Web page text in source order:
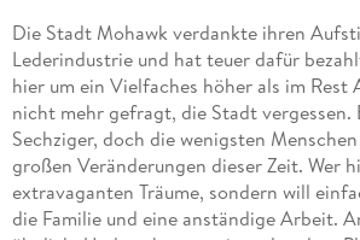
Die Stadt Mohawk verdankte ihren
Lederindustrie und hat teuer dafür
hier um ein Vielfaches höher als im Rest
nicht mehr gefragt, die Stadt vergessen.
Sechziger, doch die wenigsten
großen Veränderungen dieser Zeit. Wer
extravaganten Träume, sondern will
die Familie und eine anständige Arbeit.